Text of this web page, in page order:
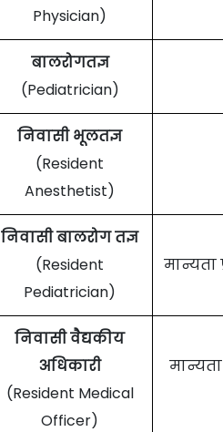
Physician)
बालरोगतज्ञ
(Pediatrician)
निवासी भूलतज्ञ
(Resident
Anesthetist)
निवासी बालरोग तज्ञ
(Resident
Pediatrician)
मान्यता
निवासी वैद्यकीय
अधिकारी
(Resident Medical
Officer)
मान्यता